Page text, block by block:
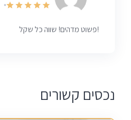
!פשוט מדהים! שווה כל שקל
נכסים קשורים
5.0
מלונות ומתחמי אירוח